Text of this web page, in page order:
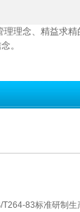
理念、精益求精
。
83标准研制生